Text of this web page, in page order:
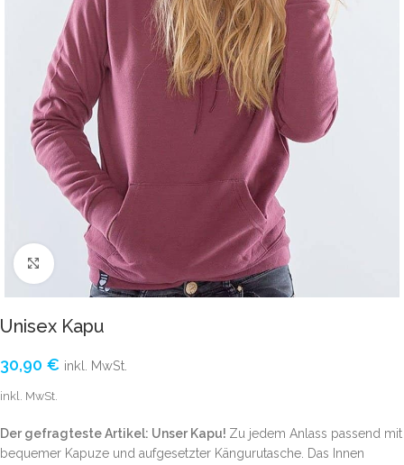
Click to enlarge
Unisex Kapu
30,90 € inkl. MwSt.
inkl. MwSt.
Der gefragteste Artikel: Unser Kapu! Zu jedem Anlass passend mit
bequemer Kapuze und aufgesetzter Kängurutasche. Das Innen